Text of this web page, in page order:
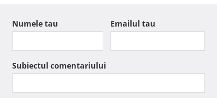
Numele tau Emailul tau
Subiectul comentariului